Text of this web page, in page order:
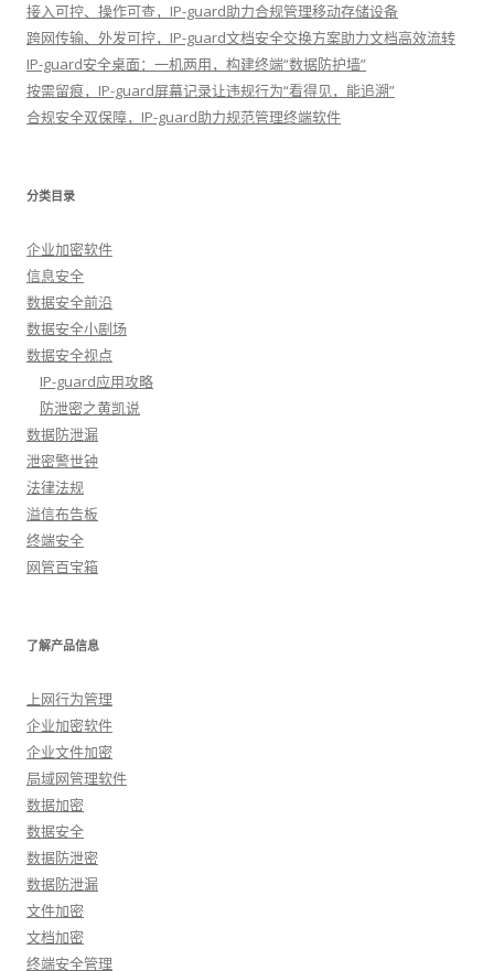
接入可控、操作可查，IP-guard助力合规管理移动存储设备
跨网传输、外发可控，IP-guard文档安全交换方案助力文档高效流转
IP-guard安全桌面：一机两用，构建终端“数据防护墙”
按需留痕，IP-guard屏幕记录让违规行为“看得见，能追溯”
合规安全双保障，IP-guard助力规范管理终端软件
分类目录
企业加密软件
信息安全
数据安全前沿
数据安全小剧场
数据安全视点
IP-guard应用攻略
防泄密之黄凯说
数据防泄漏
泄密警世钟
法律法规
溢信布告板
终端安全
网管百宝箱
了解产品信息
上网行为管理
企业加密软件
企业文件加密
局域网管理软件
数据加密
数据安全
数据防泄密
数据防泄漏
文件加密
文档加密
终端安全管理